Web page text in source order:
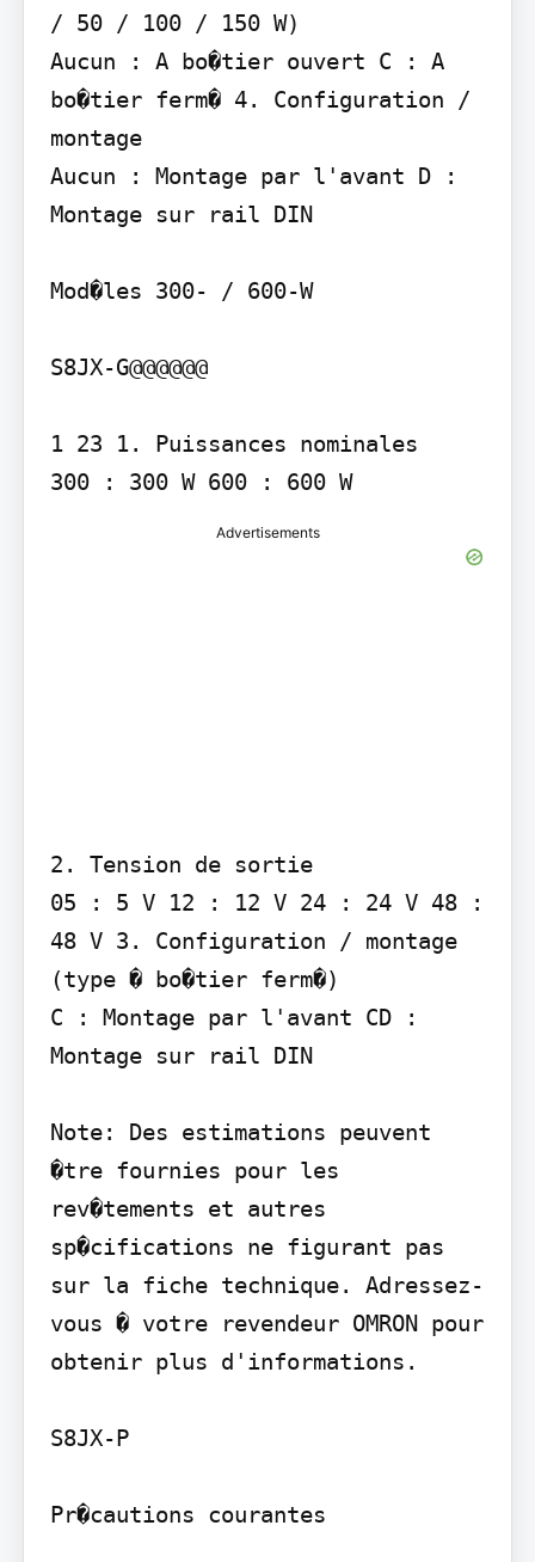
/ 50 / 100 / 150 W)
Aucun : A bo�tier ouvert C : A
bo�tier ferm� 4. Configuration /
montage
Aucun : Montage par l'avant D :
Montage sur rail DIN
Mod�les 300- / 600-W
S8JX-G@@@@@@
1 23 1. Puissances nominales
300 : 300 W 600 : 600 W
Advertisements
2. Tension de sortie
05 : 5 V 12 : 12 V 24 : 24 V 48 :
48 V 3. Configuration / montage
(type � bo�tier ferm�)
C : Montage par l'avant CD :
Montage sur rail DIN
Note: Des estimations peuvent
�tre fournies pour les
rev�tements et autres
sp�cifications ne figurant pas
sur la fiche technique. Adressez-
vous � votre revendeur OMRON pour
obtenir plus d'informations.
S8JX-P
Pr�cautions courantes